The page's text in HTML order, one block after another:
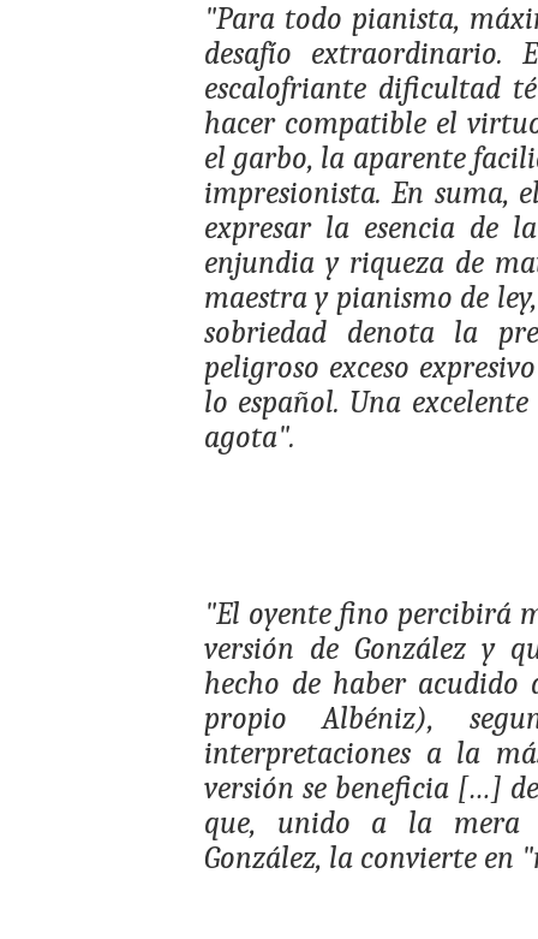
"Para todo pianista,
desafío
escalofriante dificultad
hacer compatible el
el garbo, la aparente
impresionista. En suma,
expresar la esencia de
enjundia y riqueza de
maestra y pianismo de
sobriedad denota la
peligroso exceso
lo español. Una
agota".
"El oyente fino percibirá
versión de González y
hecho de haber acudido
propio Albéniz),
interpretaciones a la
versión se beneficia […]
que, unido a la mera
González, la convierte en